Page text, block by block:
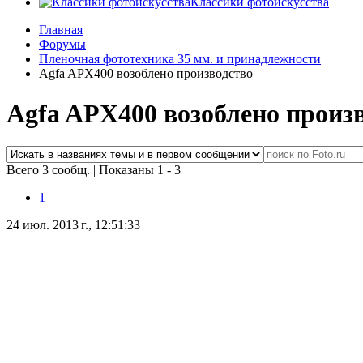
Главная
Форумы
Пленочная фототехника 35 мм. и принадлежности
Agfa APX400 возоблено производство
Agfa APX400 возоблено
Всего 3 сообщ. | Показаны 1 - 3
1
24 июл. 2013 г., 12:51:33